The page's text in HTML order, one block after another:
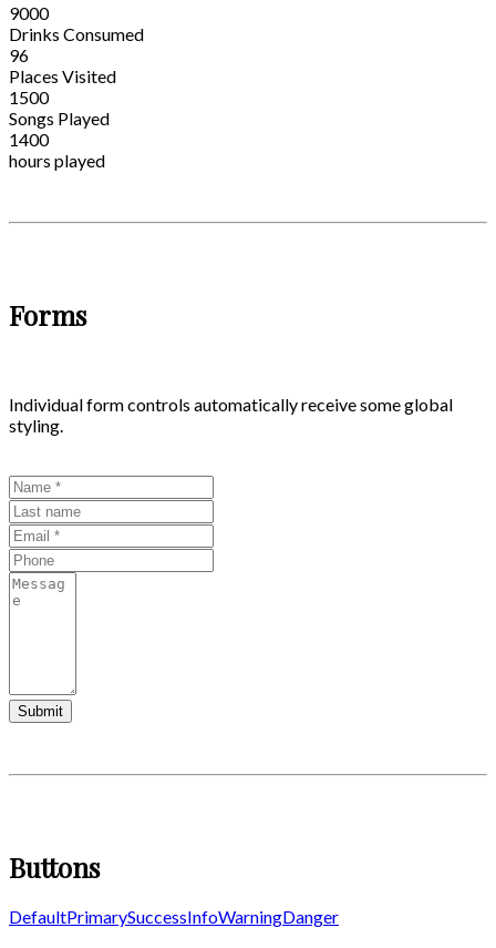
9000
Drinks Consumed
96
Places Visited
1500
Songs Played
1400
hours played
Forms
Individual form controls automatically receive some global
styling.
Buttons
DefaultPrimarySuccessInfoWarningDanger